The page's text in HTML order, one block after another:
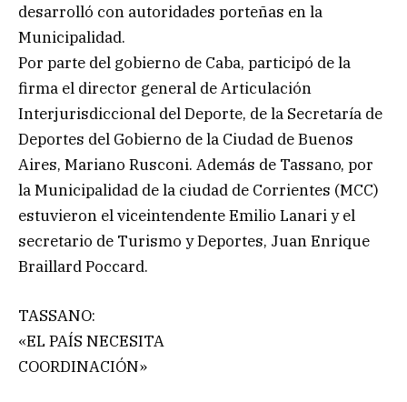
desarrolló con autoridades porteñas en la
Municipalidad.
Por parte del gobierno de Caba, participó de la
firma el director general de Articulación
Interjurisdiccional del Deporte, de la Secretaría de
Deportes del Gobierno de la Ciudad de Buenos
Aires, Mariano Rusconi. Además de Tassano, por
la Municipalidad de la ciudad de Corrientes (MCC)
estuvieron el viceintendente Emilio Lanari y el
secretario de Turismo y Deportes, Juan Enrique
Braillard Poccard.
TASSANO:
«EL PAÍS NECESITA
COORDINACIÓN»